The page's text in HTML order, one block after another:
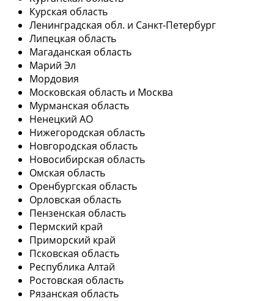
Курская область
Ленинградская обл. и Санкт-Петербург
Липецкая область
Магаданская область
Марий Эл
Мордовия
Московская область и Москва
Мурманская область
Ненецкий АО
Нижегородская область
Новгородская область
Новосибирская область
Омская область
Оренбургская область
Орловская область
Пензенская область
Пермский край
Приморский край
Псковская область
Республика Алтай
Ростовская область
Рязанская область